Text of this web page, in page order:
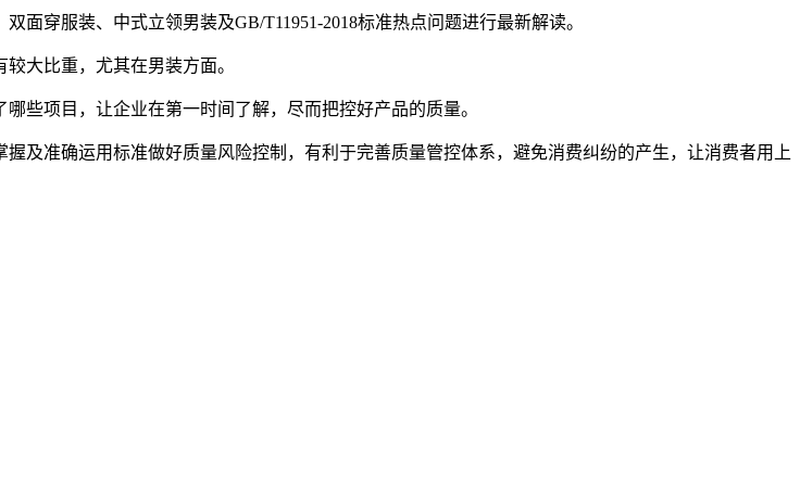
穿服装、中式立领男装及GB/T11951-2018标准热点问题进行最新解读。
大比重，尤其在男装方面。
些项目，让企业在第一时间了解，尽而把控好产品的质量。
及准确运用标准做好质量风险控制，有利于完善质量管控体系，避免消费纠纷的产生，让消费者用上